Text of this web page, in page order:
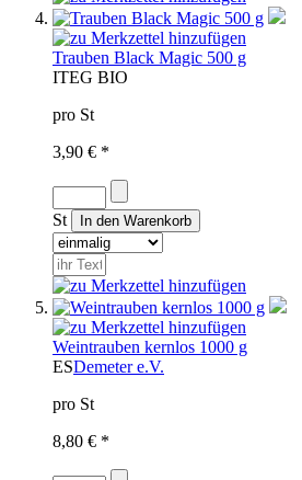
Trauben Black Magic 500 g
ITEG BIO
pro St
3,90 € *
St
Weintrauben kernlos 1000 g
ESDemeter e.V.
pro St
8,80 € *